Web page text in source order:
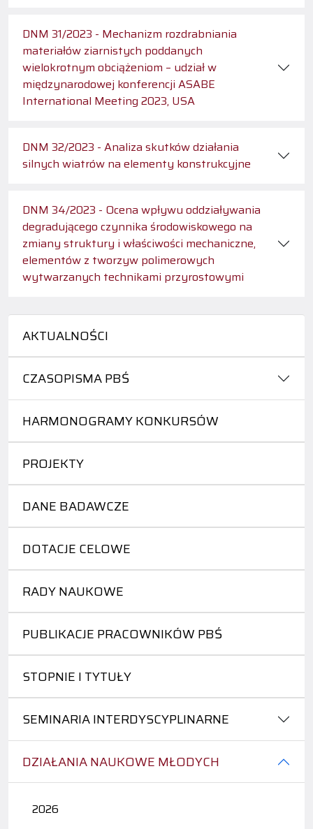
AKTUALNOŚCI
CZASOPISMA PBŚ
HARMONOGRAMY KONKURSÓW
PROJEKTY
DANE BADAWCZE
DOTACJE CELOWE
RADY NAUKOWE
PUBLIKACJE PRACOWNIKÓW PBŚ
STOPNIE I TYTUŁY
SEMINARIA INTERDYSCYPLINARNE
DZIAŁANIA NAUKOWE MŁODYCH
2026
DNM 31/2023 - Mechanizm rozdrabniania
materiałów ziarnistych poddanych
wielokrotnym obciążeniom – udział w
międzynarodowej konferencji ASABE
International Meeting 2023, USA
DNM 32/2023 - Analiza skutków działania
silnych wiatrów na elementy konstrukcyjne
DNM 34/2023 - Ocena wpływu oddziaływania
degradującego czynnika środowiskowego na
zmiany struktury i właściwości mechaniczne,
elementów z tworzyw polimerowych
wytwarzanych technikami przyrostowymi